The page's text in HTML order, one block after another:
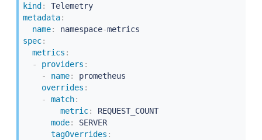
kind :
Telemetry
metadata:
name: namespace-
spec:
metrics :
-
providers :
-
name:
prometheus
overrides :
-
match:
metric:
REQUEST_COUNT
mode:
SERVER
tagOverrides :